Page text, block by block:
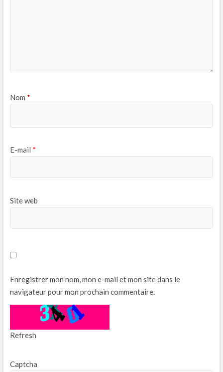
Nom *
E-mail *
Site web
Enregistrer mon nom, mon e-mail et mon site dans le
navigateur pour mon prochain commentaire.
Refresh
Captcha